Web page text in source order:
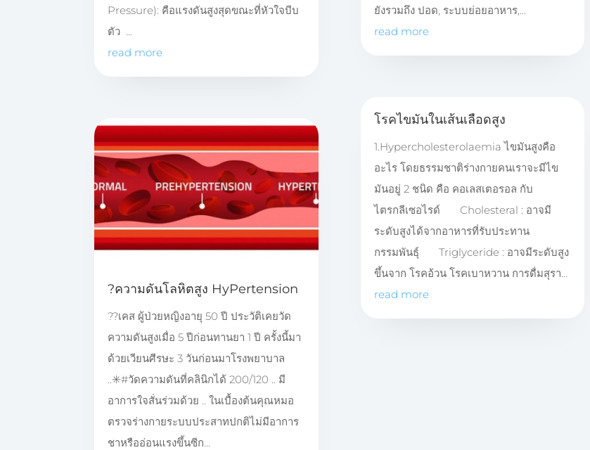
Pressure): คือแรงดันสูงสุดขณะที่หัวใจบีบ
ตัว ...
read more
?ความดันโลหิตสูง HyPertension
??เคส ผู้ป่วยหญิงอายุ 50 ปี ประวัติเคยวัด
ความดันสูงเมื่อ 5 ปีก่อนทานยา 1 ปี ครั้งนี้มา
ด้วยเวียนศีรษะ 3 วันก่อนมาโรงพยาบาล
..✳️#วัดความดันที่คลินิกได้ 200/120 .. มี
อาการใจสั่นร่วมด้วย .. ในเบื้องต้นคุณหมอ
ตรวจร่างกายระบบประสาทปกติไม่มีอาการ
ชาหรืออ่อนแรงขึ้นซีก...
ยังรวมถึง ปอด, ระบบย่อยอาหาร,...
read more
โรคไขมันในเส้นเลือดสูง
1.Hypercholesterolaemia ไขมันสูงคือ
อะไร โดยธรรมชาติร่างกายคนเราจะมีไข
มันอยู่ 2 ชนิด คือ คอเลสเตอรอล กับ
ไตรกลีเซอไรด์ Cholesteral : อาจมี
ระดับสูงได้จากอาหารที่รับประทาน
กรรมพันธุ์ Triglyceride : อาจมีระดับสูง
ขึ้นจาก โรคอ้วน โรคเบาหวาน การดื่มสุรา...
read more